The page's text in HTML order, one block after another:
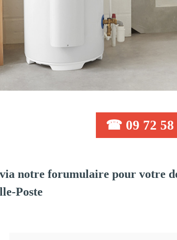
☎ 09 72 58
notre forumulaire pour votre
Poste